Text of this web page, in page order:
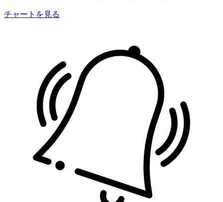
チャートを見る